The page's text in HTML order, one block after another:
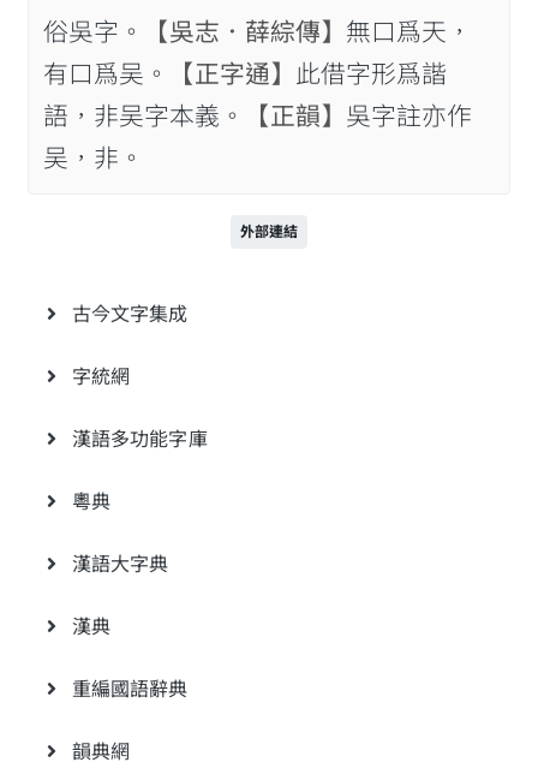
俗吳字。 【吳志．薛綜傳】 無口爲天，
有口爲吴。
【正字通】 此借字形爲諧
語，非吴字本義。
【正韻】 吳字註亦作
吴，非。
外部連結
古今文字集成
字統網
漢語多功能字庫
粵典
漢語大字典
漢典
重編國語辭典
韻典網